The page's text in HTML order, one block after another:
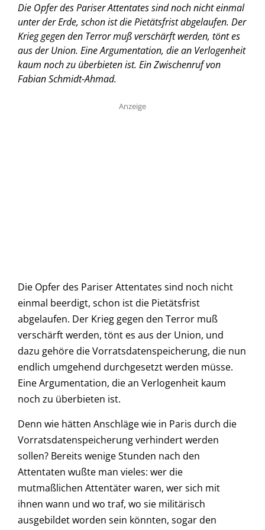
Die Opfer des Pariser Attentates sind noch nicht einmal
unter der Erde, schon ist die Pietätsfrist abgelaufen. Der
Krieg gegen den Terror muß verschärft werden, tönt es
aus der Union. Eine Argumentation, die an Verlogenheit
kaum noch zu überbieten ist. Ein Zwischenruf von
Fabian Schmidt-Ahmad.
Anzeige
Die Opfer des Pariser Attentates sind noch nicht
einmal beerdigt, schon ist die Pietätsfrist
abgelaufen. Der Krieg gegen den Terror muß
verschärft werden, tönt es aus der Union, und
dazu gehöre die Vorratsdatenspeicherung, die nun
endlich umgehend durchgesetzt werden müsse.
Eine Argumentation, die an Verlogenheit kaum
noch zu überbieten ist.
Denn wie hätten Anschläge wie in Paris durch die
Vorratsdatenspeicherung verhindert werden
sollen? Bereits wenige Stunden nach den
Attentaten wußte man vieles: wer die
mutmaßlichen Attentäter waren, wer sich mit
ihnen wann und wo traf, wo sie militärisch
ausgebildet worden sein könnten, sogar den